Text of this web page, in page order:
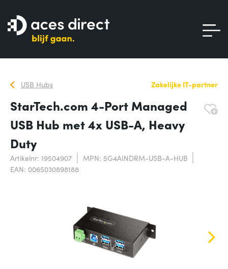
USB Hubs Zakelijke IT-partner
StarTech.com 4-Port Managed
USB Hub met 4x USB-A, Heavy
Duty
Artikelnr: 19504907
MPN: 5G4AINDRM-USB-A-HUB
EAN: 0065030898188